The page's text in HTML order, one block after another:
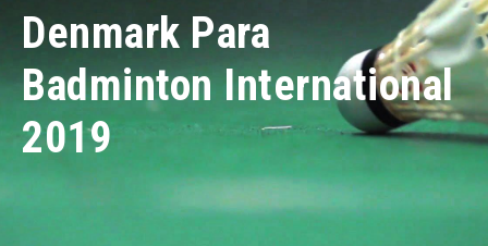
Denmark Para
Badminton International
2019